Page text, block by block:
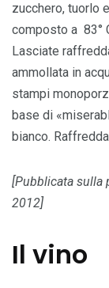
zucchero, tuorlo
composto a 83°
Lasciate
ammollata in
stampi
base di
bianco.
[Pubblicata sulla
2012]
Il vino